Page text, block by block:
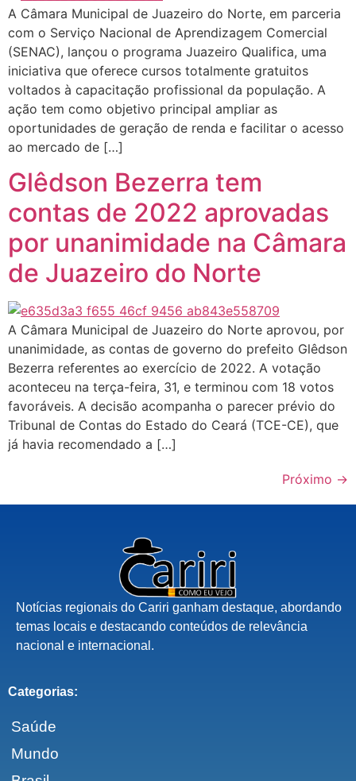
A Câmara Municipal de Juazeiro do Norte, em parceria
com o Serviço Nacional de Aprendizagem Comercial
(SENAC), lançou o programa Juazeiro Qualifica, uma
iniciativa que oferece cursos totalmente gratuitos
voltados à capacitação profissional da população. A
ação tem como objetivo principal ampliar as
oportunidades de geração de renda e facilitar o acesso
ao mercado de […]
Glêdson Bezerra tem
contas de 2022 aprovadas
por unanimidade na Câmara
de Juazeiro do Norte
A Câmara Municipal de Juazeiro do Norte aprovou, por
unanimidade, as contas de governo do prefeito Glêdson
Bezerra referentes ao exercício de 2022. A votação
aconteceu na terça-feira, 31, e terminou com 18 votos
favoráveis. A decisão acompanha o parecer prévio do
Tribunal de Contas do Estado do Ceará (TCE-CE), que
já havia recomendado a […]
Próximo →
Notícias regionais do Cariri ganham destaque, abordando
temas locais e destacando conteúdos de relevância
nacional e internacional.
Categorias:
Saúde
Mundo